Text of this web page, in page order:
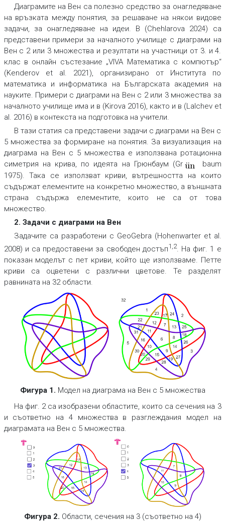
Диаграмите на Вен са полезно средство за онагледяване
на връзката между понятия, за решаване на някои видове
задачи, за онагледяване на идеи. В (Chehlarova 2024) са
представени примери за началното училище с диаграми на
Вен с 2 или 3 множества и резултати на участници от 3. и 4.
клас в онлайн състезание „VIVA Математика с компютър“
(Kenderov et al. 2021), организирано от Института по
математика и информатика на Българската академия на
науките. Примери с диаграми на Вен с 2 или 3 множества за
началното училище има и в (Kirova 2016), както и в (Lalchev et
al. 2016) в контекста на подготовка на учители.
В тази статия са представени задачи с диаграми на Вен с
5 множества за формиране на понятия. За визуализация на
диаграма на Вен с 5 множества е използвана ротационна
симетрия на крива, по идеята на Грюнбаум (Gr ¨
un
baum
1975). Така се използват криви, вътрешността на които
съдържат елементите на конкретно множество, а външната
страна съдържа елементите, които не са от това
множество.
2. Задачи с диаграми на Вен
Задачите са разработени с GeoGebra (Hohenwarter et al.
2008) и са предоставени за свободен достъп1,2. На фиг. 1 е
показан моделът с пет криви, който ще използваме. Петте
криви са оцветени с различни цветове. Те разделят
равнината на 32 области.
Фигура 1. Модел на диаграма на Вен с 5 множества
На фиг. 2 са изобразени областите, които са сечения на 3
и съответно на 4 множества в разглеждания модел на
диаграмата на Вен с 5 множества.
Фигура 2. Области, сечения на 3 (съответно на 4)